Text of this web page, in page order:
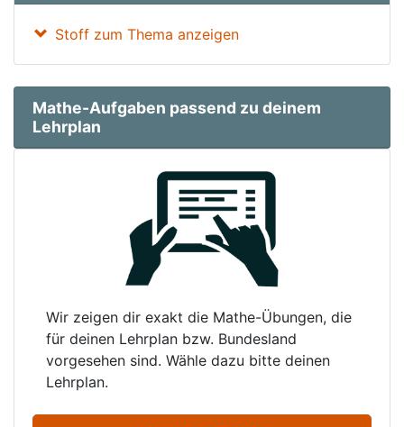
Stoff zum Thema anzeigen
Mathe-Aufgaben passend zu deinem
Lehrplan
Wir zeigen dir exakt die Mathe-Übungen, die
für deinen Lehrplan bzw. Bundesland
vorgesehen sind. Wähle dazu bitte deinen
Lehrplan.